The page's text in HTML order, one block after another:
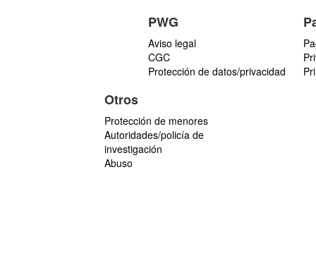
PWG
Aviso legal
CGC
Protección de datos/privacidad
Otros
Protección de menores
Autoridades/policía de
investigación
Abuso